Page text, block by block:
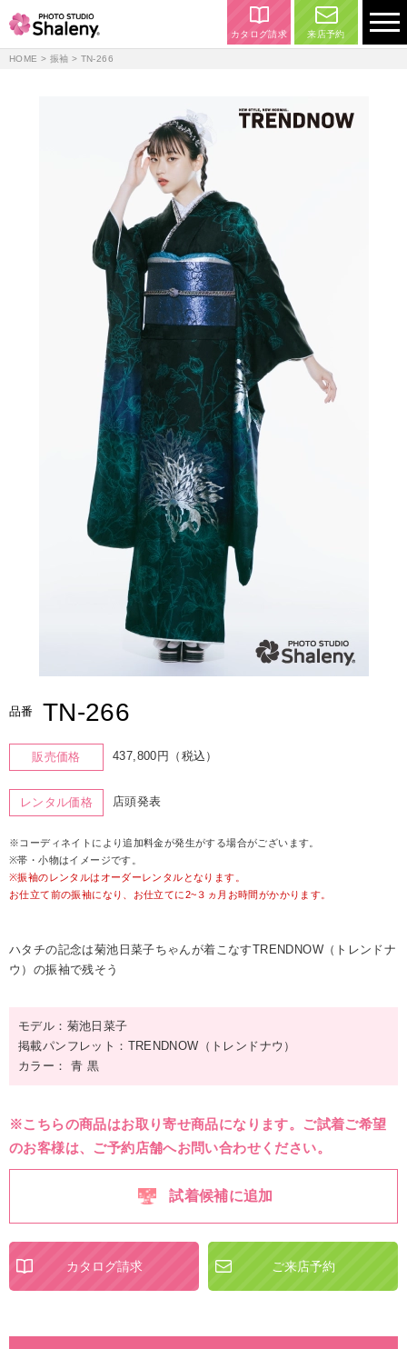
カタログ請求 来店予約
HOME > 振袖 > TN-266
品番 TN-266
販売価格 437,800円（税込）
レンタル価格 店頭発表
※コーディネイトにより追加料金が発生がする場合がございます。
※帯・小物はイメージです。
※振袖のレンタルはオーダーレンタルとなります。
お仕立て前の振袖になり、お仕立てに2~３ヵ月お時間がかかります。
ハタチの記念は菊池日菜子ちゃんが着こなすTRENDNOW（トレンドナ
ウ）の振袖で残そう
モデル：菊池日菜子
掲載パンフレット：TRENDNOW（トレンドナウ）
カラー： 青 黒
※こちらの商品はお取り寄せ商品になります。ご試着ご希望
のお客様は、ご予約店舗へお問い合わせください。
試着候補に追加
カタログ請求 ご来店予約